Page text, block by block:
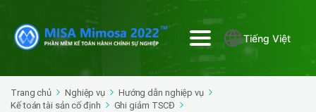
Tiếng Việt
Trang chủ Nghiệp vụ
Hướng dẫn nghiệp vụ
Kế toán tài sản cố định
Ghi giảm TSCĐ